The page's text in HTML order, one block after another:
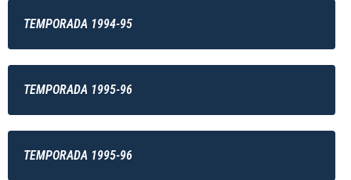
TEMPORADA 1994-95
TEMPORADA 1995-96
TEMPORADA 1995-96